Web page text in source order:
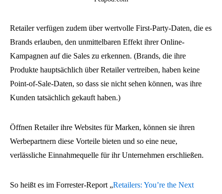
Retailer verfügen zudem über wertvolle First-Party-Daten, die es
Brands erlauben, den unmittelbaren Effekt ihrer Online-
Kampagnen auf die Sales zu erkennen. (Brands, die ihre
Produkte hauptsächlich über Retailer vertreiben, haben keine
Point-of-Sale-Daten, so dass sie nicht sehen können, was ihre
Kunden tatsächlich gekauft haben.)
Öffnen Retailer ihre Websites für Marken, können sie ihren
Werbepartnern diese Vorteile bieten und so eine neue,
verlässliche Einnahmequelle für ihr Unternehmen erschließen.
So heißt es im Forrester-Report „Retailers: You’re the Next